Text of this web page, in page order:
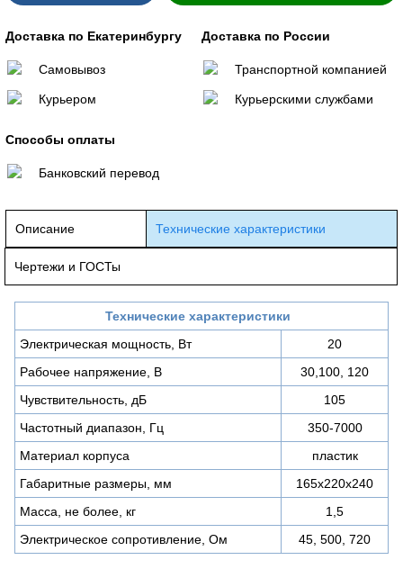
Доставка по Екатеринбургу
Самовывоз
Курьером
Доставка по России
Транспортной компанией
Курьерскими службами
Способы оплаты
Банковский перевод
Описание Технические характеристики
Чертежи и ГОСТы
Технические характеристики
Электрическая мощность, Вт
20
Рабочее напряжение, В
30,100, 120
Чувствительность, дБ
105
Частотный диапазон, Гц
350-7000
Материал корпуса
пластик
Габаритные размеры, мм
165х220х240
Масса, не более, кг
1,5
Электрическое сопротивление, Ом
45, 500, 720